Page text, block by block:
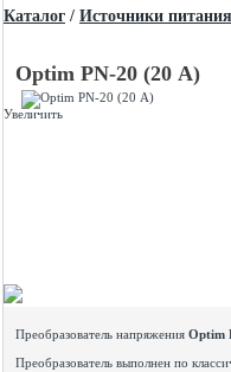
Каталог / Источники питания
Optim PN-20 (20 А)
Увеличить
Преобразователь напряжения Optim
Преобразователь выполнен по